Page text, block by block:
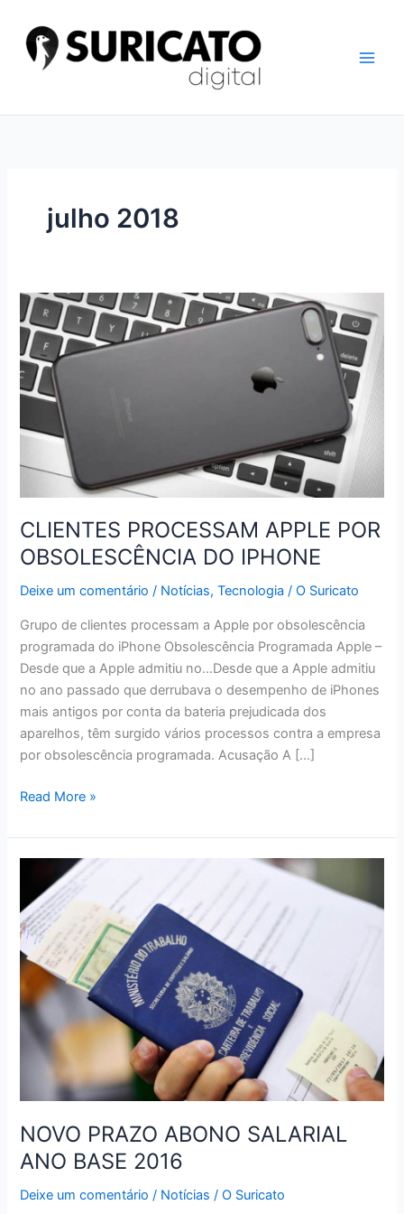
conteúdo
julho 2018
CLIENTES PROCESSAM APPLE POR
OBSOLESCÊNCIA DO IPHONE
Deixe um comentário / Notícias,Tecnologia /O Suricato
Grupo de clientes processam a Apple por obsolescência
programada do iPhone Obsolescência Programada Apple –
Desde que a Apple admitiu no…Desde que a Apple admitiu
no ano passado que derrubava o desempenho de iPhones
mais antigos por conta da bateria prejudicada dos
aparelhos, têm surgido vários processos contra a empresa
por obsolescência programada. Acusação A […]
CLIENTES
APPLE
POR
OBSOLESCÊNCIA
DO
IPHONE
Read More »
NOVO PRAZO ABONO SALARIAL
ANO BASE 2016
Deixe um comentário / Notícias /O Suricato